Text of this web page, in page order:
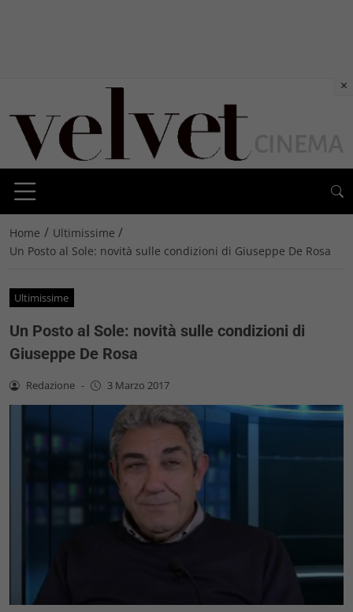
Home / Ultimissime /
Un Posto al Sole: novità sulle condizioni di Giuseppe De Rosa
Ultimissime
Un Posto al Sole: novità sulle condizioni di
Giuseppe De Rosa
Redazione - 3 Marzo 2017
×